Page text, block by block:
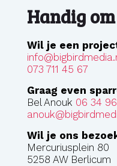
Handig
Wil je een
073 711 45 67
Graag even
Bel Anouk 06 34
Wil je ons
Mercuriusplein 80
5258 AW Berlicum